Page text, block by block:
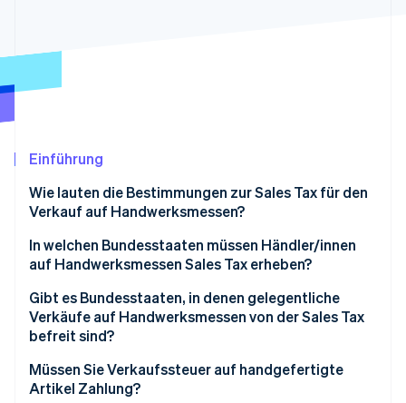
Einführung
Wie lauten die Bestimmungen zur Sales Tax für den
Verkauf auf Handwerksmessen?
In welchen Bundesstaaten müssen Händler/innen
auf Handwerksmessen Sales Tax erheben?
Gibt es Bundesstaaten, in denen gelegentliche
Verkäufe auf Handwerksmessen von der Sales Tax
befreit sind?
Müssen Sie Verkaufssteuer auf handgefertigte
Artikel Zahlung?